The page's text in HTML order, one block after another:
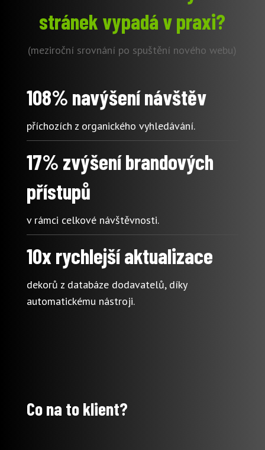
stránek vypadá v praxi?
(meziroční srovnání po spuštění nového webu)
108% navýšení návštěv
příchozích z organického vyhledávání.
17% zvýšení brandových
přístupů
v rámci celkové návštěvnosti.
10x rychlejší aktualizace
dekorů z databáze dodavatelů, díky
automatickému nástroji.
Co na to klient?